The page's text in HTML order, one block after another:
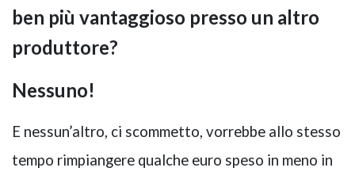
ben più vantaggioso presso un altro
produttore?
Nessuno!
E nessun’altro, ci scommetto, vorrebbe allo stesso
tempo rimpiangere qualche euro speso in meno in